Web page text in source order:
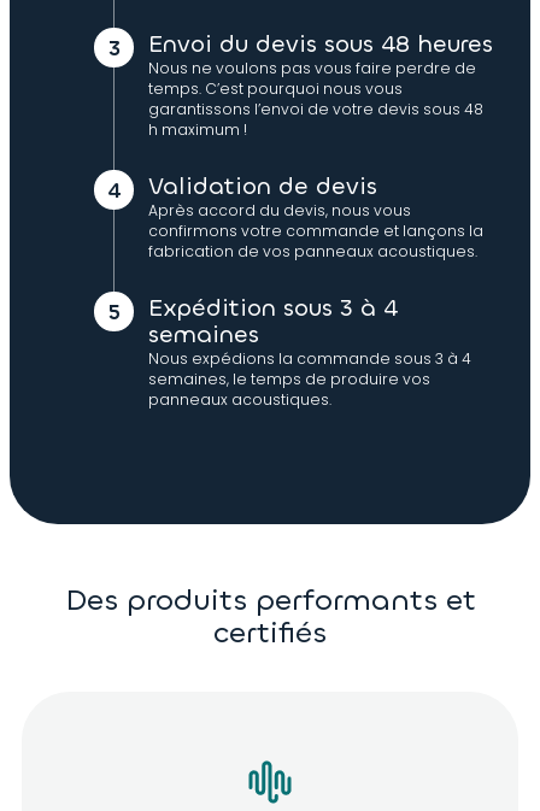
Envoi du devis sous 48 heures
Nous ne voulons pas vous faire perdre de
temps. C’est pourquoi nous vous
garantissons l’envoi de votre devis sous 48
h maximum !
Validation de devis
Après accord du devis, nous vous
confirmons votre commande et lançons la
fabrication de vos panneaux acoustiques.
Expédition sous 3 à 4
semaines
Nous expédions la commande sous 3 à 4
semaines, le temps de produire vos
panneaux acoustiques.
Des produits performants et
certifiés